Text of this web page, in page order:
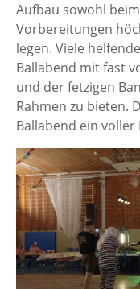
Aufbau sowohl
Vorbereitungen
legen. Viele
Ballabend mit fast
und der fetzigen
Rahmen zu bieten.
Ballabend ein voller